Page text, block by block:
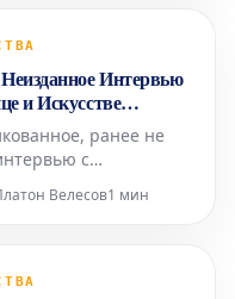
но безликие
Возможно, поэтому
Интервью
и Искусстве
ранее не
с
Форти
на танец и
Велесов1 мин